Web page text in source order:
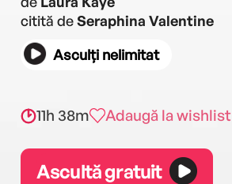
citită deSeraphina Valentine
Asculți nelimitat
11h 38m Adaugă la wishlist
Ascultă gratuit